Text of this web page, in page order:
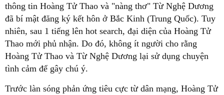
thông tin Hoàng Tử Thao và "nàng thơ" Từ Nghệ Dương
đã bí mật đăng ký kết hôn ở Bắc Kinh (Trung Quốc). Tuy
nhiên, sau 1 tiếng lên hot search, đại diện của Hoàng Tử
Thao mới phủ nhận. Do đó, không ít người cho rằng
Hoàng Tử Thao và Từ Nghệ Dương lại sử dụng chuyện
tình cảm để gây chú ý.
Trước làn sóng phản ứng tiêu cực từ dân mạng, Hoàng Tử